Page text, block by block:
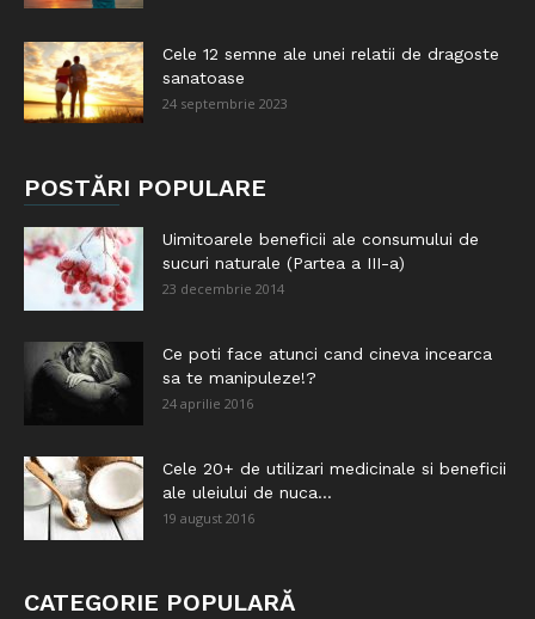
Cele 12 semne ale unei relatii de dragoste
sanatoase
24 septembrie 2023
POSTĂRI POPULARE
Uimitoarele beneficii ale consumului de
sucuri naturale (Partea a III-a)
23 decembrie 2014
Ce poti face atunci cand cineva incearca
sa te manipuleze!?
24 aprilie 2016
Cele 20+ de utilizari medicinale si beneficii
ale uleiului de nuca...
19 august 2016
CATEGORIE POPULARĂ